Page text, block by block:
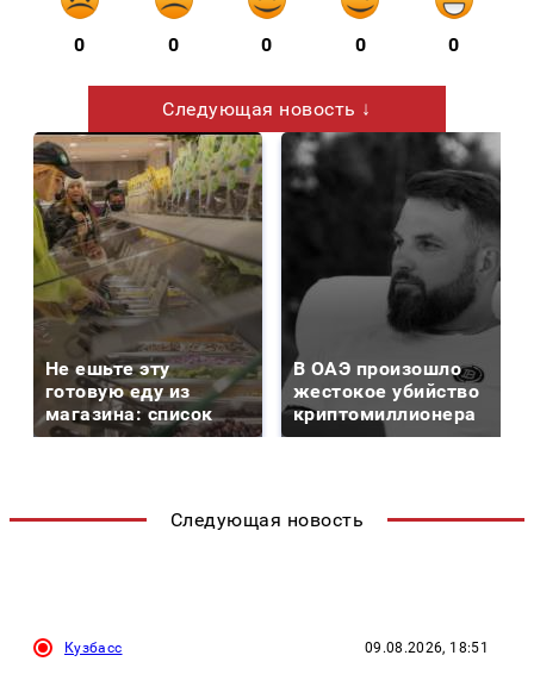
0 0 0 0 0
Следующая новость ↓
Не ешьте эту
готовую еду из
магазина: список
В ОАЭ произошло
жестокое убийство
криптомиллионера
Следующая новость
Кузбасс 09.08.2026, 18:51